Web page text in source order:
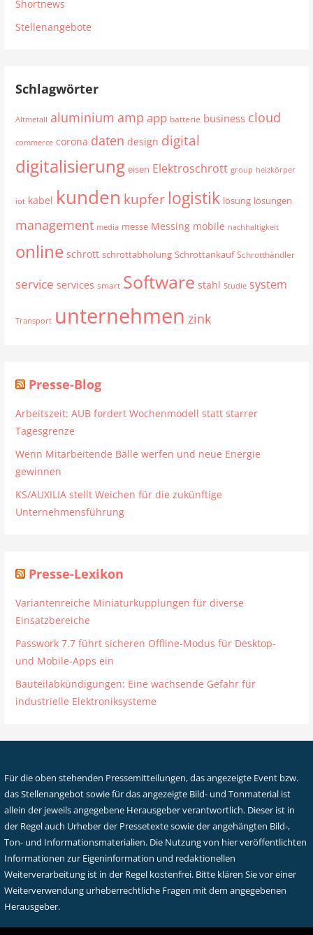
Shortnews
Stellenangebote
Schlagwörter
Altmetall aluminium amp app batterie business cloud
commerce corona daten design digital
digitalisierung eisen Elektroschrott group heizkörper
iot kabel kunden kupfer logistik lösung lösungen
management media messe Messing mobile nachhaltigkeit
online schrott schrottabholung Schrottankauf Schrotthändler
service services smart Software stahl Studie system
Transport unternehmen zink
Presse-Blog
Arbeitszeit: AUB fordert Wochenmodell statt starrer
Tagesgrenze
Wenn Mitarbeitende Bälle werfen und neue Energie
gewinnen
KS/AUXILIA stellt Weichen für die zukünftige
Unternehmensführung
Presse-Lexikon
Variantenreiche Miniaturkupplungen für diverse
Einsatzbereiche
Passwork 7.7 führt sicheren Offline-Modus für Desktop-
und Mobile-Apps ein
Bauteilabkündigungen: Eine wachsende Gefahr für
industrielle Elektroniksysteme
Für die oben stehenden Pressemitteilungen, das angezeigte Event bzw.
das Stellenangebot sowie für das angezeigte Bild- und Tonmaterial ist
allein der jeweils angegebene Herausgeber verantwortlich. Dieser ist in
der Regel auch Urheber der Pressetexte sowie der angehängten Bild-,
Ton- und Informationsmaterialien. Die Nutzung von hier veröffentlichten
Informationen zur Eigeninformation und redaktionellen
Weiterverarbeitung ist in der Regel kostenfrei. Bitte klären Sie vor einer
Weiterverwendung urheberrechtliche Fragen mit dem angegebenen
Herausgeber.